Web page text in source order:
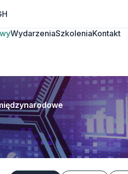
WydarzeniaSzkoleniaKontakt